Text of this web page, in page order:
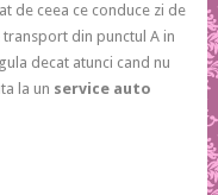
de ceea ce conduce zi de
din punctul A in
decat atunci cand nu
la un service auto